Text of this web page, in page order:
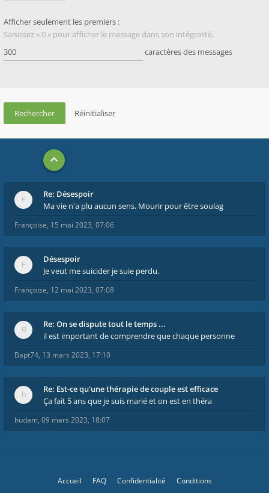
Afficher seulement les premiers :
Saisissez « 0 » pour afficher le message dans son intégralité.
caractères des messages
Re: Désespoir
Ma vie n'a plu aucun sens. Mourir pour être soulag
Françoise, 15 mai 2023, 07:06
Désespoir
Je veut me suicider je suie perdu.
Françoise, 12 mai 2023, 07:08
Re: On se dispute tout le temps ...
il est important de comprendre que chaque personne
Bapt74, 13 mars 2023, 17:10
Re: Est-ce qu'une thérapie de couple est efficace
Ça fait 5 ans que je suis marié et on est en théra
hudam, 09 mars 2023, 18:07
Accueil FAQ Confidentialité
Conditions